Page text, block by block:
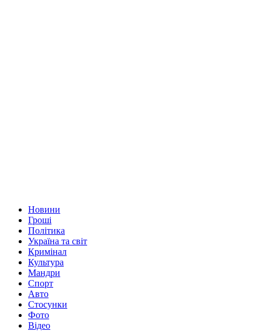
Новини
Гроші
Політика
Україна та світ
Кримінал
Культура
Мандри
Спорт
Авто
Стосунки
Фото
Відео